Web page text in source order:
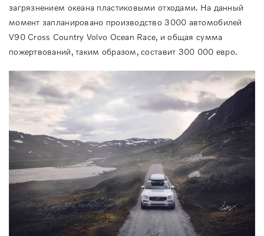
загрязнением океана пластиковыми отходами. На данный
момент запланировано производство 3000 автомобилей
V90 Cross Country Volvo Ocean Race, и общая сумма
пожертвований, таким образом, составит 300 000 евро.